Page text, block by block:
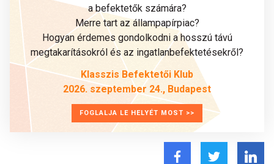
a befektetők számára?
Merre tart az állampapírpiac?
Hogyan érdemes gondolkodni a hosszú távú
megtakarításokról és az ingatlanbefektetésekről?
Klasszis Befektetői Klub
2026. szeptember 24., Budapest
FOGLALJA LE HELYÉT MOST >>